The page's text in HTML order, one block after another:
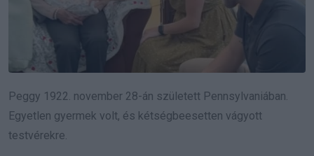
Peggy 1922. november 28-án született Pennsylvaniában.
Egyetlen gyermek volt, és kétségbeesetten vágyott
testvérekre.